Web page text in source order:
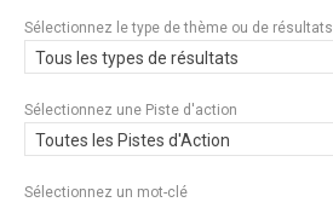
Sélectionnez le type de thème ou de résultats
Tous les types de résultats
Sélectionnez une Piste d'action
Toutes les Pistes d'Action
Sélectionnez un mot-clé